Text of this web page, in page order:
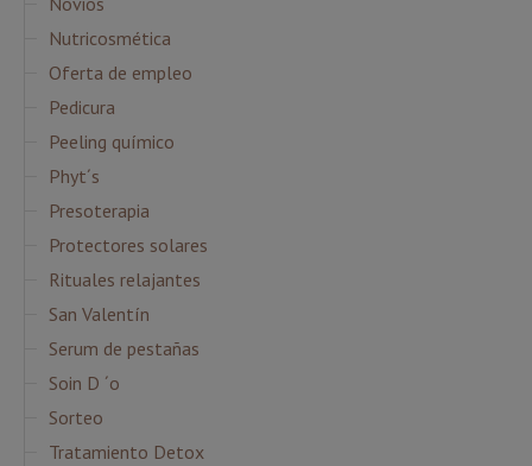
Nutricosmética
Oferta de empleo
Pedicura
Peeling químico
Phyt´s
Presoterapia
Protectores solares
Rituales relajantes
San Valentín
Serum de pestañas
Soin D ´o
Sorteo
Tratamiento Detox